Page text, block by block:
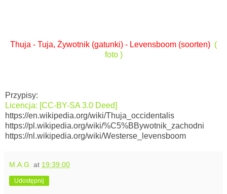
Thuja - Tuja, Żywotnik (gatunki) - Levensboom (soorten) (
foto )
Przypisy:
Licencja: [CC-BY-SA 3.0 Deed]
https://en.wikipedia.org/wiki/Thuja_occidentalis
https://pl.wikipedia.org/wiki/%C5%BBywotnik_zachodni
https://nl.wikipedia.org/wiki/Westerse_levensboom
M.A.G. at 19:39:00
Udostępnij